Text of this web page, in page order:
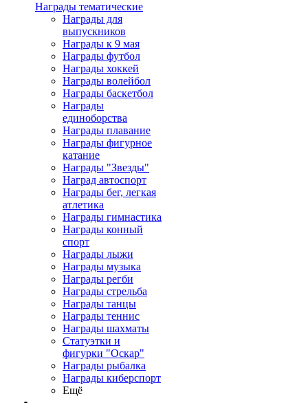
Награды тематические
Награды для
выпускников
Награды к 9 мая
Награды футбол
Награды хоккей
Награды волейбол
Награды баскетбол
Награды
единоборства
Награды плавание
Награды фигурное
катание
Награды "Звезды"
Наград автоспорт
Награды бег, легкая
атлетика
Награды гимнастика
Награды конный
спорт
Награды лыжи
Награды музыка
Награды регби
Награды стрельба
Награды танцы
Награды теннис
Награды шахматы
Статуэтки и
фигурки "Оскар"
Награды рыбалка
Награды киберспорт
Ещё